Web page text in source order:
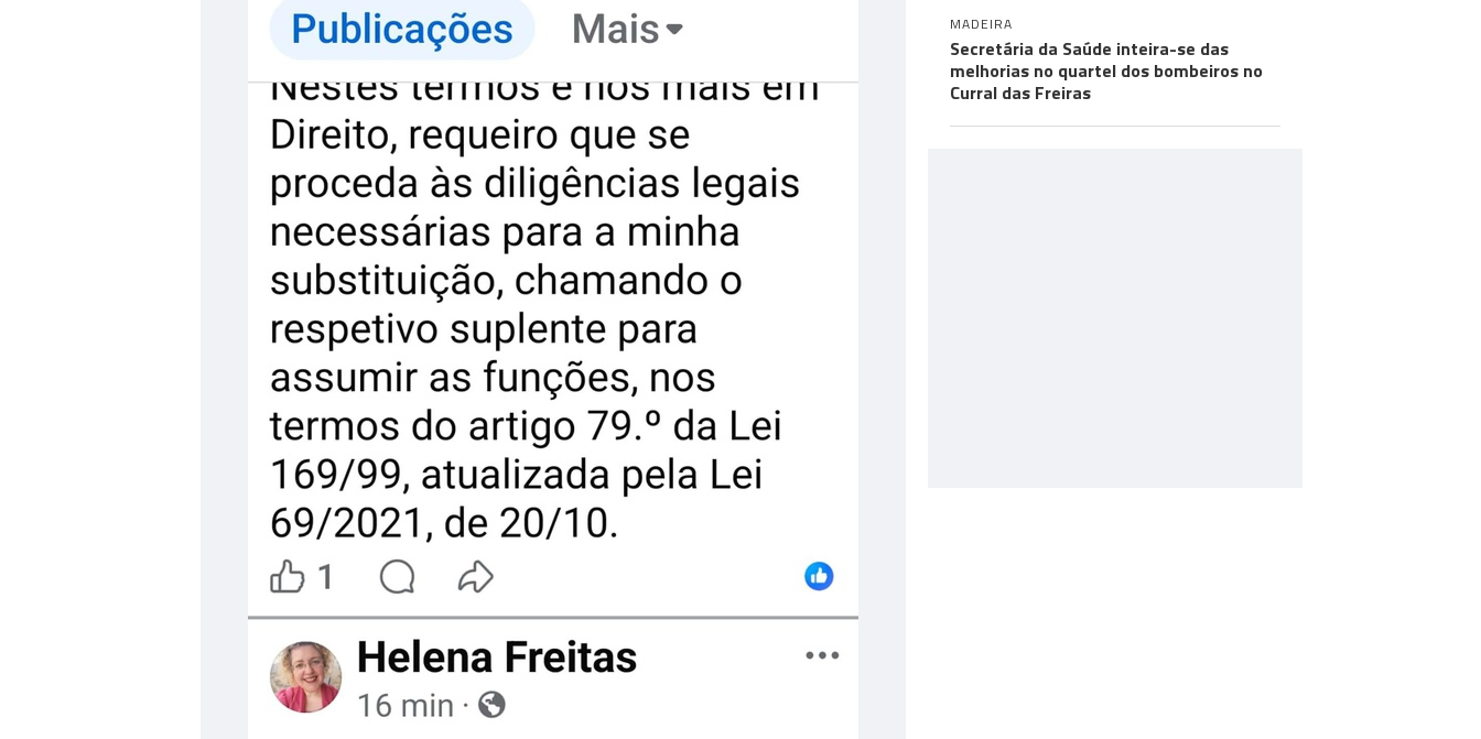
MADEIRA
Secretária da Saúde inteira-se das
melhorias no quartel dos bombeiros no
Curral das Freiras